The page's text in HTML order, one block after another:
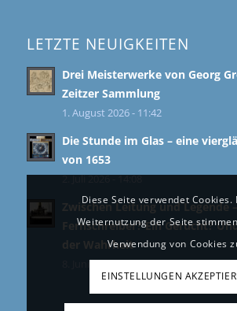
LETZTE NEUIGKEITEN
Drei Meisterwerke von Georg
Zeitzer Sammlung
1. August 2026 - 11:42
Die Stunde im Glas – eine
von 1653
2. Juli 2026 - 14:08
Zwischen Leitung und Legende
Fernschreiber? Ein Gerücht?
der Wahrheit
8. Juni 2026 - 11:39
Diese Seite verwendet
Weiternutzung der Seite
Verwendung von Cookies
EINSTELLUNGEN